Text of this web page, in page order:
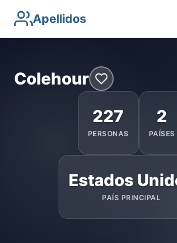
Apellidos
Colehour
227
PERSONAS
2
PAÍSES
Estados
PAÍS PRINCIPAL